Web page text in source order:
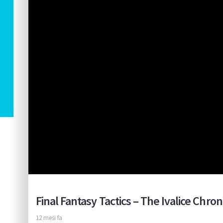
Final Fantasy Tactics – The Ivalice
12 mesi fa